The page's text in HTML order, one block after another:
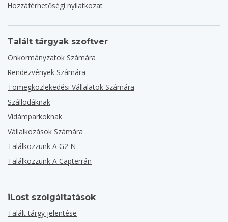
Hozzáférhetőségi nyilatkozat
Talált tárgyak szoftver
Önkormányzatok Számára
Rendezvények Számára
Tömegközlekedési Vállalatok Számára
Szállodáknak
Vidámparkoknak
Vállalkozások Számára
Találkozzunk A G2-N
Találkozzunk A Capterrán
iLost szolgáltatások
Talált tárgy jelentése